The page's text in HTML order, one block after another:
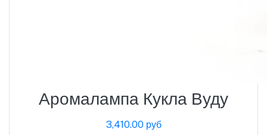
Аромалампа Кукла Вуду
3,410.00 руб